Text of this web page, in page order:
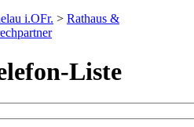
i.OFr. > Rathaus &
Liste